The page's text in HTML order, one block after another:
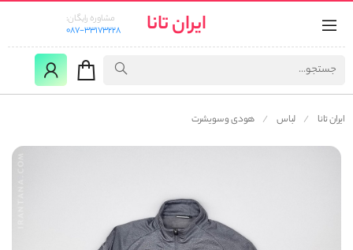
ایران تانا
مشاوره رایگان:
087-33173228
ایران تانا لباس هودی و سویشرت